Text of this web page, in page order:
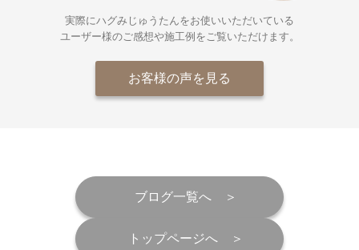
実際にハグみじゅうたんをお使いいただいている
ユーザー様のご感想や施工例をご覧いただけます。
お客様の声を見る
ブログ一覧へ
トップページへ